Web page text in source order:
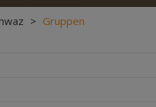
> Gruppen